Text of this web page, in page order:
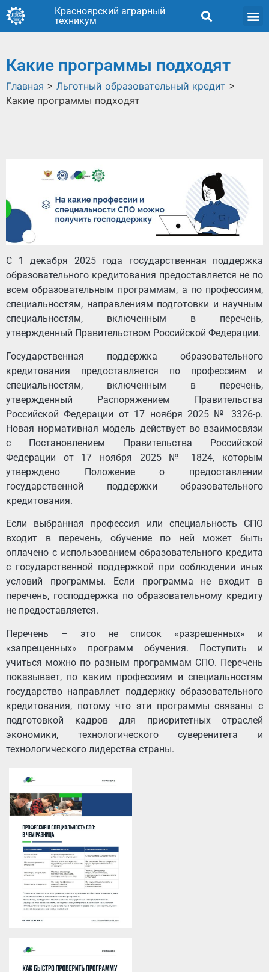
Красноярский аграрный
техникум
Какие программы подходят
Главная > Льготный образовательный кредит >
Какие программы подходят
С 1 декабря 2025 года государственная поддержка
образовательного кредитования предоставляется не по
всем образовательным программам, а по профессиям,
специальностям, направлениям подготовки и научным
специальностям, включенным в перечень,
утвержденный Правительством Российской Федерации.
Государственная поддержка образовательного
кредитования предоставляется по профессиям и
специальностям, включенным в перечень,
утвержденный Распоряжением Правительства
Российской Федерации от 17 ноября 2025 № 3326-р.
Новая нормативная модель действует во взаимосвязи
с Постановлением Правительства Российской
Федерации от 17 ноября 2025 № 1824, которым
утверждено Положение о предоставлении
государственной поддержки образовательного
кредитования.
Если выбранная профессия или специальность СПО
входит в перечень, обучение по ней может быть
оплачено с использованием образовательного кредита
с государственной поддержкой при соблюдении иных
условий программы. Если программа не входит в
перечень, господдержка по образовательному кредиту
не предоставляется.
Перечень – это не список «разрешенных» и
«запрещенных» программ обучения. Поступить и
учиться можно по разным программам СПО. Перечень
показывает, по каким профессиям и специальностям
государство направляет поддержку образовательного
кредитования, потому что эти программы связаны с
подготовкой кадров для приоритетных отраслей
экономики, технологического суверенитета и
технологического лидерства страны.